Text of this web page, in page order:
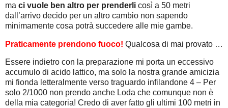
ma ci vuole ben altro per prenderli così a 50 metri
dall’arrivo decido per un altro cambio non sapendo
minimamente cosa potrà succedere alle mie gambe.
Praticamente prendono fuoco! Qualcosa di mai provato …
Essere indietro con la preparazione mi porta un eccessivo
accumulo di acido lattico, ma solo la nostra grande amicizia
mi fionda letteralmente verso traguardo infilandone 4 – Per
solo 2/1000 non prendo anche Loda che comunque non è
della mia categoria! Credo di aver fatto gli ultimi 100 metri in